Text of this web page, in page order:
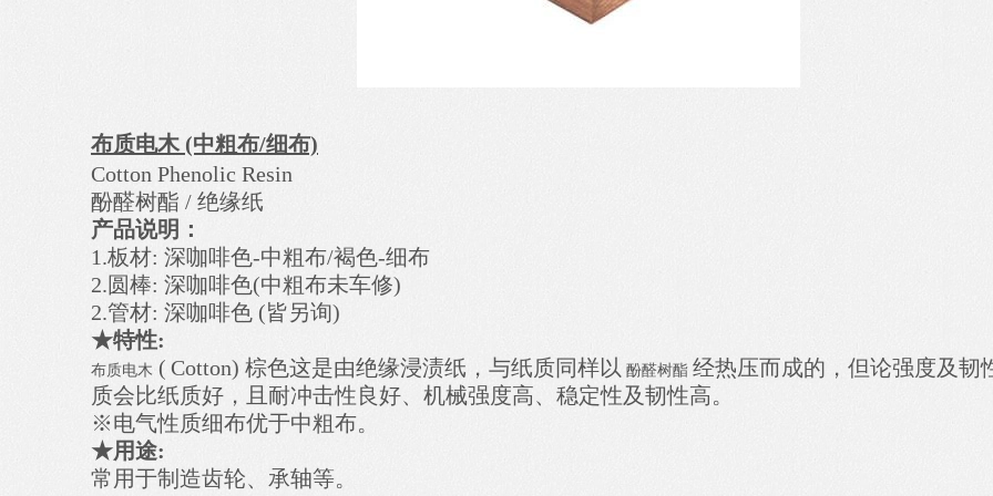
布质电木 (中粗布/细布)
Cotton Phenolic Resin
酚醛树酯 / 绝缘纸
产品说明：
1.板材: 深咖啡色-中粗布/褐色-细布
2.圆棒: 深咖啡色(中粗布未车修)
2.管材: 深咖啡色 (皆另询)
★特性:
布质电木 ( Cotton) 棕色这是由绝缘浸渍纸，与纸质同样以 酚醛树酯 经热压而成的，但论强度及韧
质会比纸质好，且耐冲击性良好、机械强度高、稳定性及韧性高。
※电气性质细布优于中粗布。
★用途:
常用于制造齿轮、承轴等。